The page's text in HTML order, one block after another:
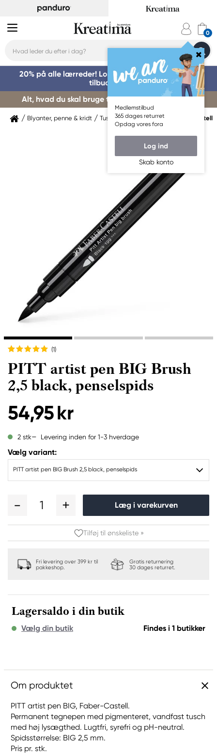
Medlemstilbud
365 dages returret
Opdag vores fora
Log ind
Skab konto
20% på alle lærreder! Log på for at benytte dig af
tilbuddet »
Alt, hvad du skal bruge til kursusstart – køb her »
Blyanter, penne & kridt Tuschpenne & markers Faber-Castell
(1)
PITT artist pen BIG Brush
2,5 black, penselspids
54,95 kr
2 stk Levering inden for 1-3 hverdage
Vælg variant:
PITT artist pen BIG Brush 2,5 black, penselspids
1 Læg i varekurven
Tilføj til ønskeliste »
Fri levering over 399 kr til
pakkeshop.
Gratis returnering
30 dages returret.
Lagersaldo i din butik
Vælg din butik Findes i 1 butikker
Om produktet
PITT artist pen BIG, Faber-Castell.
Permanent tegnepen med pigmenteret, vandfast tusch
med høj lysægthed. Lugtfri, syrefri og pH-neutral.
Spidsstørrelse: BIG 2,5 mm.
Pris pr. stk.